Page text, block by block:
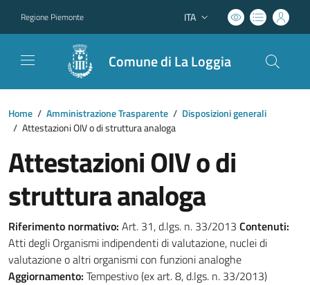
Regione Piemonte Lingua attiva:
ITA
Comune di La Loggia
Home / Amministrazione Trasparente / Disposizioni generali
/ Attestazioni OIV o di struttura analoga
Attestazioni OIV o di
struttura analoga
Riferimento normativo: Art. 31, d.lgs. n. 33/2013 Contenuti:
Atti degli Organismi indipendenti di valutazione, nuclei di
valutazione o altri organismi con funzioni analoghe
Aggiornamento: Tempestivo (ex art. 8, d.lgs. n. 33/2013)